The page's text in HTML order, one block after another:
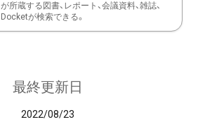
が所蔵する図書、レポート、会議資料、雑誌、
Docketが検索できる。
最終更新日
2022/08/23